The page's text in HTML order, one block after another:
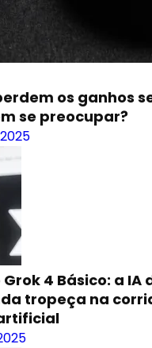
os ganhos
se preocupar?
4 Básico: a IA
tropeça na